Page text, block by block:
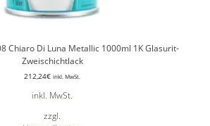
Chiaro Di Luna Metallic 1000ml 1K Glasurit-
Zweischichtlack
212,24€ inkl. MwSt.
inkl. MwSt.
zzgl.